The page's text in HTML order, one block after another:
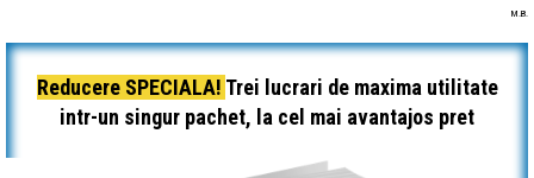
M.B.
Reducere SPECIALA! Trei lucrari de maxima utilitate
intr-un singur pachet, la cel mai avantajos pret